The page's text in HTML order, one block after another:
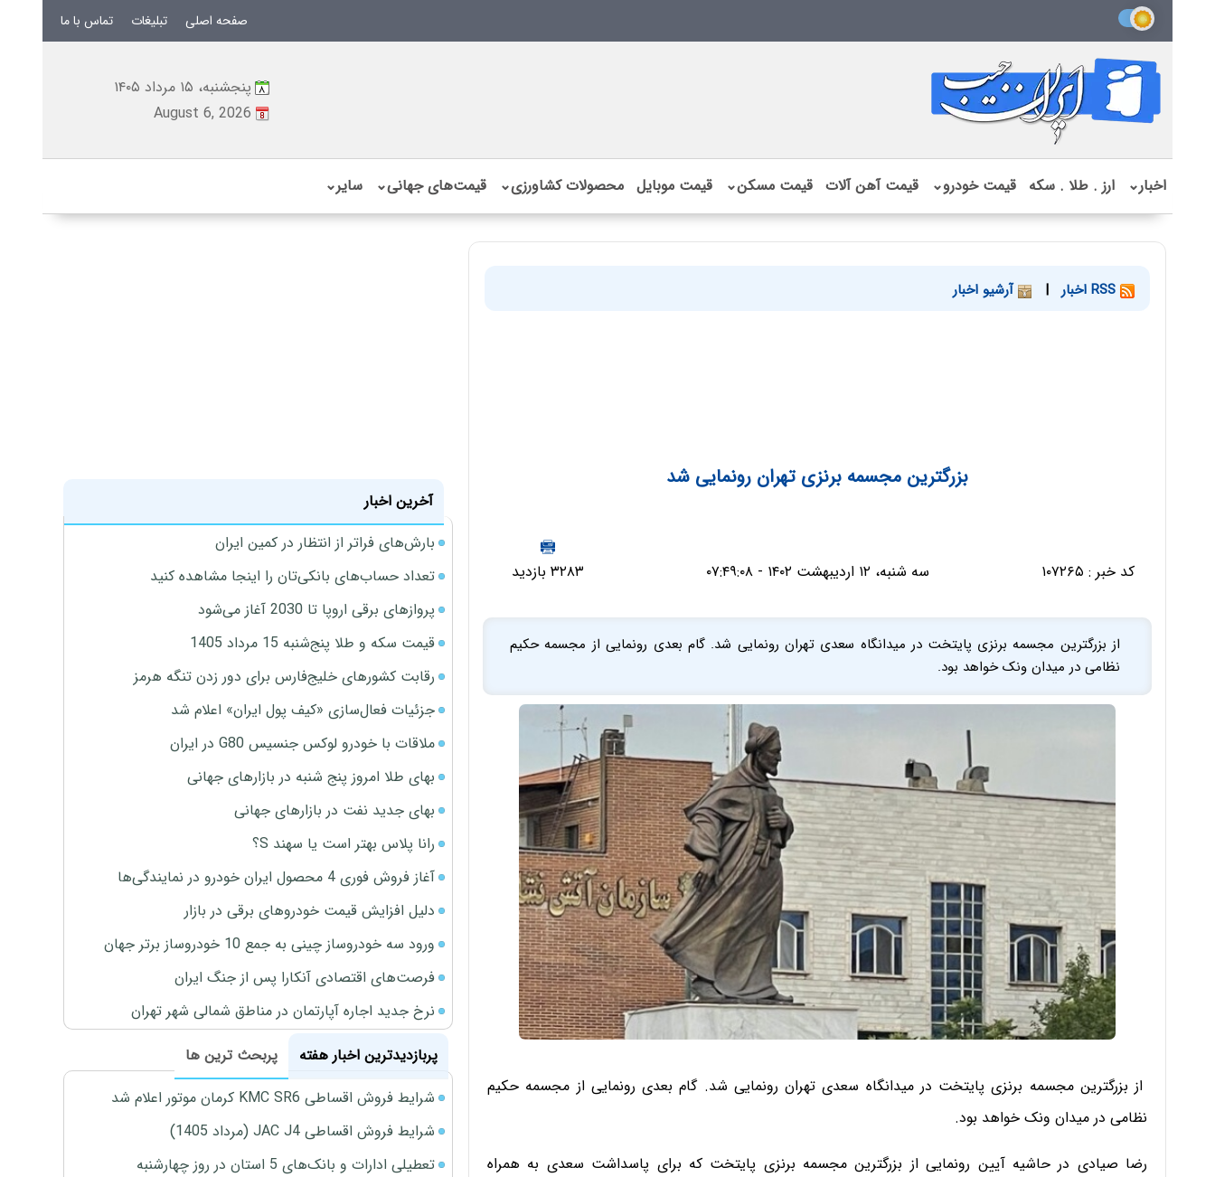
صفحه اصلی تبلیغات تماس با ما
پنجشنبه، ۱۵ مرداد ۱۴۰۵
August 6, 2026
اخبار⌄ ارز . طلا . سکه قیمت خودرو⌄ قیمت آهن آلات قیمت مسکن⌄ قیمت موبایل محصولات کشاورزی⌄ قیمت‌های جهانی⌄ سایر⌄
| آرشیو اخبار
بزرگترین مجسمه برنزی تهران رونمایی شد
کد خبر : ۱۰۷۲۶۵ سه شنبه، ۱۲ اردیبهشت ۱۴۰۲ - ۰۷:۴۹:۰۸ ۳۲۸۳ بازدید
از بزرگترین مجسمه برنزی پایتخت در میدانگاه سعدی تهران رونمایی شد. گام بعدی رونمایی از مجسمه حکیم
نظامی در میدان ونک خواهد بود.
از بزرگترین مجسمه برنزی پایتخت در میدانگاه سعدی تهران رونمایی شد. گام بعدی رونمایی از مجسمه حکیم
نظامی در میدان ونک خواهد بود.
رضا صیادی در حاشیه آیین رونمایی از بزرگترین مجسمه برنزی پایتخت که برای پاسداشت سعدی به همراه
آخرین اخبار
بارش‌های فراتر از انتظار در کمین ایران
تعداد حساب‌های بانکی‌تان را اینجا مشاهده کنید
پروازهای برقی اروپا تا 2030 آغاز می‌شود
قیمت سکه و طلا پنج‌شنبه 15 مرداد 1405
رقابت کشورهای خلیج‌فارس برای دور زدن تنگه هرمز
جزئیات فعال‌سازی «کیف پول ایران» اعلام شد
ملاقات با خودرو لوکس جنسیس G80 در ایران
بهای طلا امروز پنج شنبه در بازارهای جهانی
بهای جدید نفت در بازارهای جهانی
رانا پلاس بهتر است یا سهند S؟
آغاز فروش فوری 4 محصول ایران خودرو در نمایندگی‌ها
دلیل افزایش قیمت خودروهای برقی در بازار
ورود سه خودروساز چینی به جمع 10 خودروساز برتر جهان
فرصت‌های اقتصادی آنکارا پس از جنگ ایران
نرخ جدید اجاره آپارتمان در مناطق شمالی شهر تهران
پربازدیدترین اخبار هفته
پربحث ترین ها
شرایط فروش اقساطی KMC SR6 کرمان موتور اعلام شد
شرایط فروش اقساطی JAC J4 (مرداد 1405)
تعطیلی ادارات و بانک‌های 5 استان در روز چهارشنبه